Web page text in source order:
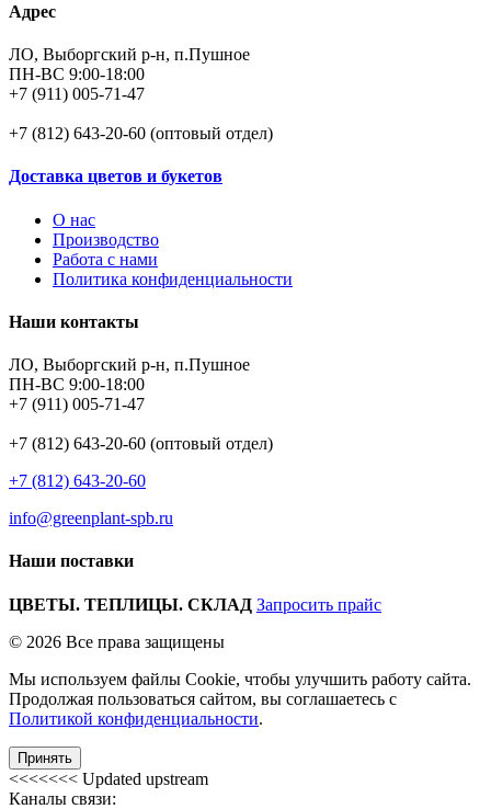
Адрес
ЛО, Выборгский р-н, п.Пушное
ПН-ВС 9:00-18:00
+7 (911) 005-71-47
+7 (812) 643-20-60 (оптовый отдел)
Доставка цветов и букетов
О нас
Производство
Работа с нами
Политика конфиденциальности
Наши контакты
ЛО, Выборгский р-н, п.Пушное
ПН-ВС 9:00-18:00
+7 (911) 005-71-47
+7 (812) 643-20-60 (оптовый отдел)
+7 (812) 643-20-60
info@greenplant-spb.ru
Наши поставки
ЦВЕТЫ. ТЕПЛИЦЫ. СКЛАД Запросить прайс
© 2026 Все права защищены
Мы используем файлы Cookie, чтобы улучшить работу сайта.
Продолжая пользоваться сайтом, вы соглашаетесь с
Политикой конфиденциальности.
Принять
<<<<<<< Updated upstream
Каналы связи: